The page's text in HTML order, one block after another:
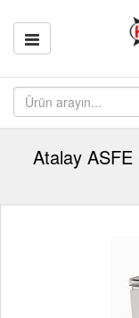
Atalay ASFE